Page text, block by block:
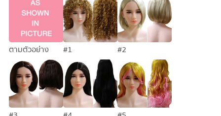
ตามตัวอย่าง #1 #2